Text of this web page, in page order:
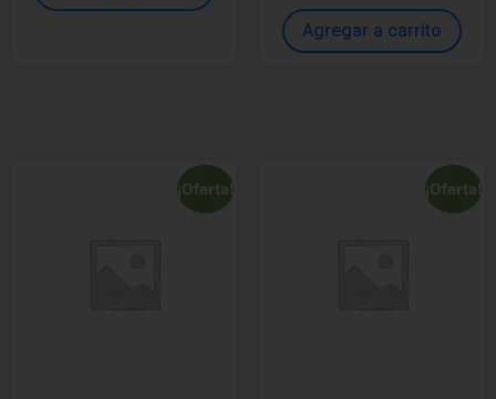
Agregar a carrito
¡Oferta! ¡Oferta!